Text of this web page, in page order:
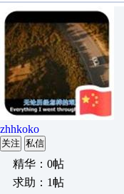
zhhkoko
关注 私信
精华：0帖
求助：1帖